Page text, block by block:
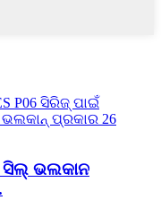
ସିଲ୍ ଭଲକାନ